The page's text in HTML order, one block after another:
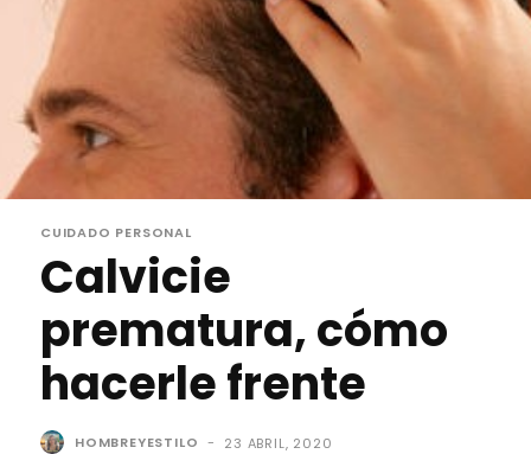
CUIDADO PERSONAL
Calvicie
prematura, cómo
hacerle frente
HOMBREYESTILO - 23 ABRIL, 2020